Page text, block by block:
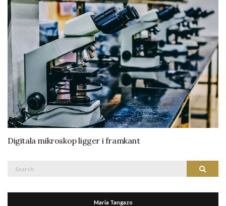
Digitala mikroskop ligger i framkant
Search
Maria Tangazo